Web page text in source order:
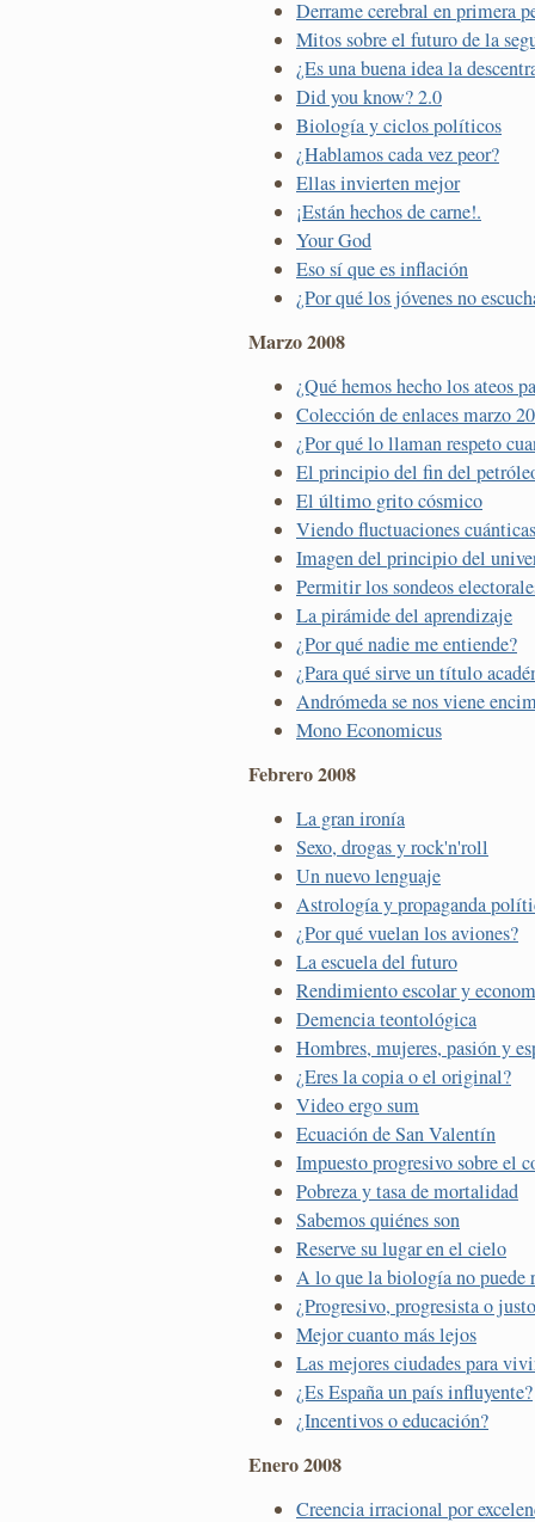
Derrame cerebral en primera
Mitos sobre el futuro de la
¿Es una buena idea la
Did you know? 2.0
Biología y ciclos políticos
¿Hablamos cada vez peor?
Ellas invierten mejor
¡Están hechos de carne!.
Your God
Eso sí que es inflación
¿Por qué los jóvenes no
Marzo 2008
¿Qué hemos hecho los ateos
Colección de enlaces marzo
¿Por qué lo llaman respeto
El principio del fin del
El último grito cósmico
Viendo fluctuaciones cuánticas
Imagen del principio del
Permitir los sondeos
La pirámide del aprendizaje
¿Por qué nadie me entiende?
¿Para qué sirve un título
Andrómeda se nos viene
Mono Economicus
Febrero 2008
La gran ironía
Sexo, drogas y rock'n'roll
Un nuevo lenguaje
Astrología y propaganda
¿Por qué vuelan los aviones?
La escuela del futuro
Rendimiento escolar y
Demencia teontológica
Hombres, mujeres, pasión y
¿Eres la copia o el original?
Video ergo sum
Ecuación de San Valentín
Impuesto progresivo sobre el
Pobreza y tasa de mortalidad
Sabemos quiénes son
Reserve su lugar en el cielo
A lo que la biología no puede
¿Progresivo, progresista o
Mejor cuanto más lejos
Las mejores ciudades para
¿Es España un país influyente?
¿Incentivos o educación?
Enero 2008
Creencia irracional por